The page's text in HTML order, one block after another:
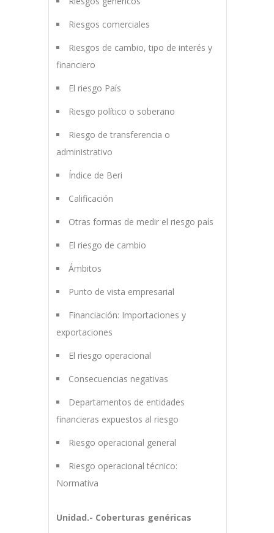
Riesgos comerciales
Riesgos de cambio, tipo de interés y
financiero
El riesgo País
Riesgo político o soberano
Riesgo de transferencia o
administrativo
Índice de Beri
Calificación
Otras formas de medir el riesgo país
El riesgo de cambio
Ámbitos
Punto de vista empresarial
Financiación: Importaciones y
exportaciones
El riesgo operacional
Consecuencias negativas
Departamentos de entidades
financieras expuestos al riesgo
Riesgo operacional general
Riesgo operacional técnico:
Normativa
Unidad.- Coberturas genéricas